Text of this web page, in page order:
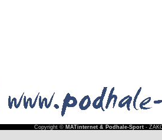
Copyright © MATinternet & Podhale-Sport-